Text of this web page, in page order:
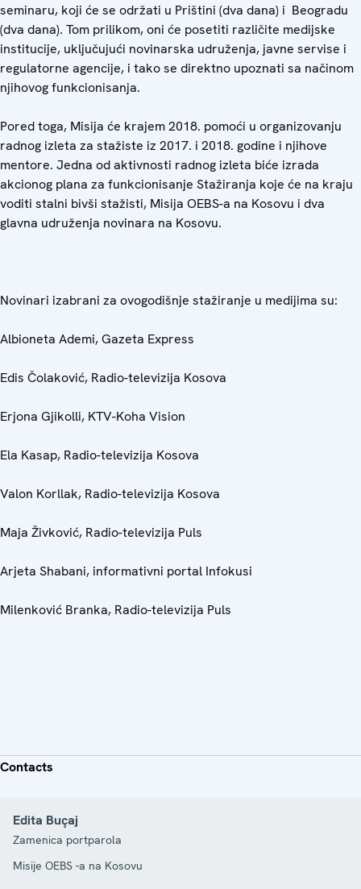
seminaru, koji će se održati u Prištini (dva dana) i Beogradu
(dva dana). Tom prilikom, oni će posetiti različite medijske
institucije, uključujući novinarska udruženja, javne servise i
regulatorne agencije, i tako se direktno upoznati sa načinom
njihovog funkcionisanja.
Pored toga, Misija će krajem 2018. pomoći u organizovanju
radnog izleta za stažiste iz 2017. i 2018. godine i njihove
mentore. Jedna od aktivnosti radnog izleta biće izrada
akcionog plana za funkcionisanje Stažiranja koje će na kraju
voditi stalni bivši stažisti, Misija OEBS-a na Kosovu i dva
glavna udruženja novinara na Kosovu.
Novinari izabrani za ovogodišnje stažiranje u medijima su:
Albioneta Ademi, Gazeta Express
Edis Čolaković, Radio-televizija Kosova
Erjona Gjikolli, KTV-Koha Vision
Ela Kasap, Radio-televizija Kosova
Valon Korllak, Radio-televizija Kosova
Maja Živković, Radio-televizija Puls
Arjeta Shabani, informativni portal Infokusi
Milenković Branka, Radio-televizija Puls
Contacts
Edita Buçaj
Zamenica portparola
Misije OEBS -a na Kosovu